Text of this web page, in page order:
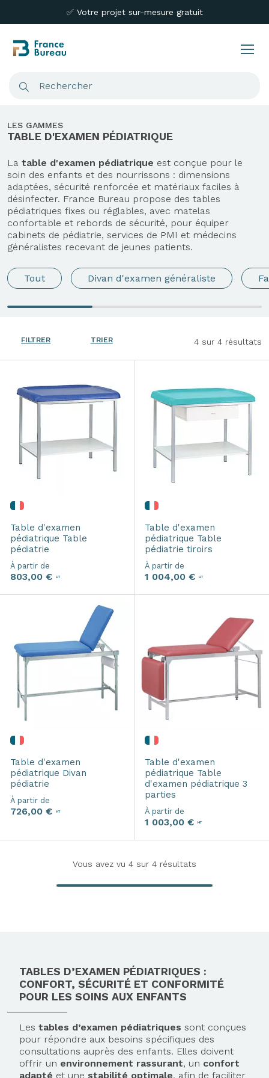
✅ Votre projet sur-mesure gratuit
LES GAMMES
TABLE D'EXAMEN PÉDIATRIQUE
La table d'examen pédiatrique est conçue pour le
soin des enfants et des nourrissons : dimensions
adaptées, sécurité renforcée et matériaux faciles à
désinfecter. France Bureau propose des tables
pédiatriques fixes ou réglables, avec matelas
confortable et rebords de sécurité, pour équiper
cabinets de pédiatrie, services de PMI et médecins
généralistes recevant de jeunes patients.
Tout Divan d'examen généraliste
TABLES D’EXAMEN PÉDIATRIQUES :
CONFORT, SÉCURITÉ ET CONFORMITÉ
POUR LES SOINS AUX ENFANTS
Les tables d’examen pédiatriques sont conçues
pour répondre aux besoins spécifiques des
consultations auprès des enfants. Elles doivent
offrir un environnement rassurant, un confort
adapté et une stabilité optimale, afin de faciliter
FILTRER TRIER 4 sur 4 résultats
Table d'examen
pédiatrique Table
pédiatrie
À partir de
803,00 € HT
Table d'examen
pédiatrique Table
pédiatrie tiroirs
À partir de
1 004,00 € HT
Table d'examen
pédiatrique Divan
pédiatrie
À partir de
726,00 € HT
Table d'examen
pédiatrique Table
d'examen pédiatrique 3
parties
À partir de
1 003,00 € HT
Vous avez vu 4 sur 4 résultats